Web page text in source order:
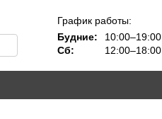
График работы:
Будние:
10:00–19:00
Сб:
12:00–18:00